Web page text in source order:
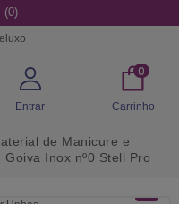
(0)
Entrar
0
Carrinho
de Manicure e
Goiva Inox nº0 Stell Pro